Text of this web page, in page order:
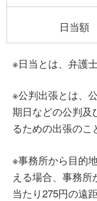
日当額
※日当とは、弁護
※公判出張とは、
期日などの公判及
るための出張のこ
※事務所から目的
える場合、事務
当たり275円の遠